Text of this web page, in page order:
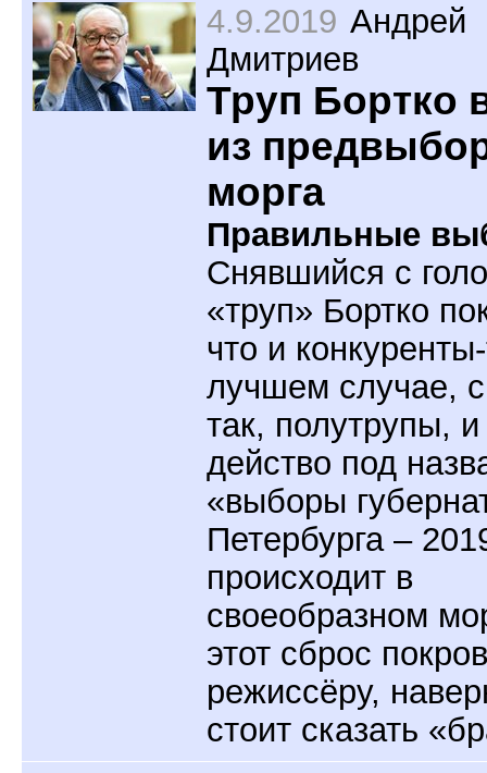
4.9.2019 Андрей
Дмитриев
Труп Бортко
из
морга
Правильные
Снявшийся с
«труп» Бортко
что и
лучшем случае,
так, полутрупы, и
действо под
«выборы
Петербурга –
происходит в
своеобразном
этот сброс
режиссёру,
стоит сказать